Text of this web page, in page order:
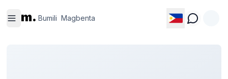
m. Bumili Magbenta